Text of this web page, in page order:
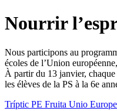
Nourrir
Nous participons au
écoles de l’Union
À partir du 13 janvier,
les élèves de la PS à la 6e
Tríptic PE Fruita Unio